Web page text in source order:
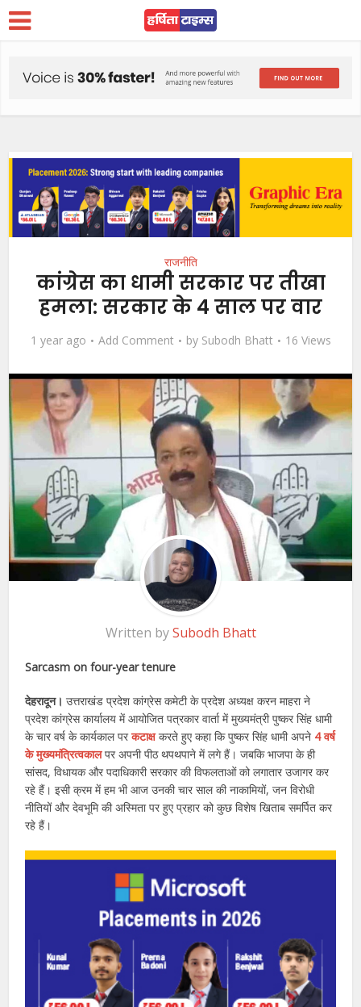
राजनीति
कांग्रेस का धामी सरकार पर तीखा
हमला: सरकार के 4 साल पर वार
1 year ago Add Comment by Subodh Bhatt 16 Views
Written bySubodh Bhatt
Sarcasm on four-year tenure
देहरादून। उत्तराखंड प्रदेश कांग्रेस कमेटी के प्रदेश अध्यक्ष करन माहरा ने
प्रदेश कांग्रेस कार्यालय में आयोजित पत्रकार वार्ता में मुख्यमंत्री पुष्कर सिंह धामी
के चार वर्ष के कार्यकाल परकटाक्षकरते हुए कहा कि पुष्कर सिंह धामी अपने 4 वर्ष
के मुख्यमंत्रित्वकालपर अपनी पीठ थपथपाने में लगे हैं। जबकि भाजपा के ही
सांसद, विधायक और पदाधिकारी सरकार की विफलताओं को लगातार उजागर कर
रहे हैं। इसी क्रम में हम भी आज उनकी चार साल की नाकामियों, जन विरोधी
नीतियों और देवभूमि की अस्मिता पर हुए प्रहार को कुछ विशेष खिताब समर्पित कर
रहे हैं।